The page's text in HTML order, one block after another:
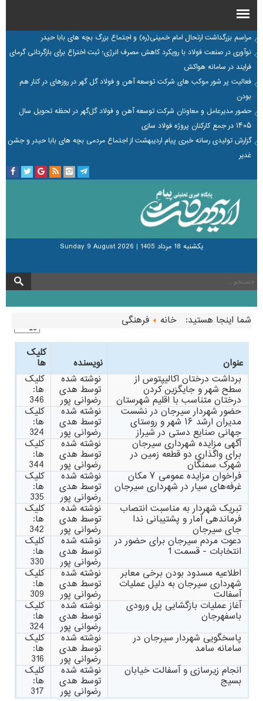
مراسم بزرگداشت ارتحال امام خمینی(ره) و اجتماع بزرگ بچه های بابا حیدر
نوآوری در صنعت فولاد با رویکرد کاهش مصرف انرژی؛ ثبت اختراع برای بازگردانی گرمای
فرایند در سامانه هواکش
فعالیت پر شور موکب های شرکت توسعه آهن و فولاد گل گهر در روزهای در کنار هم
بودن
حضور مدیرعامل و معاونان شرکت توسعه آهن و فولاد گل‌گهر در لحظه تحویل سال
۱۴۰۵ در جمع کارکنان پروژه فولاد سازی
گزارش تولیدی رسانه خبری پیام اردیبهشت از اجتماع مردمی بچه های بابا حیدر و جشن
غدیر
يكشنبه 18 مرداد 1405 |
Sunday 9 August 2026
شما اینجا هستید: خانه فرهنگی
عنوان نویسنده
کلیک
ها
برداشت درختان اکالیپتوس از
سطح شهر و جایگزین کردن
درختان متناسب با اقلیم شهرستان
نوشته شده
توسط هدی
رضوانی پور
کلیک
ها:
346
حضور شهردار سیرجان در نشست
مدیران ارشد ۱۶ شهر و روستای
جهانی صنایع دستی در شیراز
نوشته شده
توسط هدی
رضوانی پور
کلیک
ها:
324
آگهی مزایده شهرداری سیرجان
برای واگذاری دو قطعه زمین در
شهرک سمنگان
نوشته شده
توسط هدی
رضوانی پور
کلیک
ها:
344
فراخوان مزایده عمومی ۷ مکان
غرفه‌های سیار در شهرداری سیرجان
نوشته شده
توسط هدی
رضوانی پور
کلیک
ها:
335
تبریک شهردار به مناسبت انتصاب
فرماندهی آمار و پشتیبانی ندا
جای سیرجان
نوشته شده
توسط هدی
رضوانی پور
کلیک
ها:
342
دعوت مردم سیرجان برای حضور در
انتخابات - قسمت 1
نوشته شده
توسط هدی
رضوانی پور
کلیک
ها:
330
اطلاعیه مسدود بودن برخی معابر
شهرداری سیرجان به دلیل عملیات
آسفالت
نوشته شده
توسط هدی
رضوانی پور
کلیک
ها:
309
آغاز عملیات بازگشایی پل ورودی
باسفهرجان
نوشته شده
توسط هدی
رضوانی پور
کلیک
ها:
324
پاسخگویی شهردار سیرجان در
سامانه سامد
نوشته شده
توسط هدی
رضوانی پور
کلیک
ها:
316
انجام زیرسازی و آسفالت خیابان
بسیج
نوشته شده
توسط هدی
رضوانی پور
کلیک
ها:
317